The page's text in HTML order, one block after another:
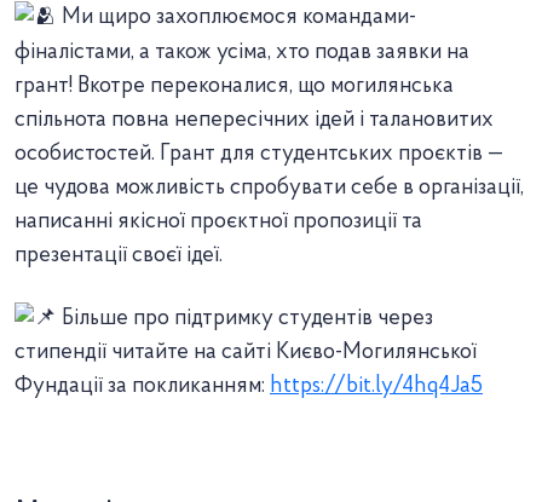
Ми щиро захоплюємося командами-
фіналістами, а також усіма, хто подав заявки на
грант! Вкотре переконалися, що могилянська
спільнота повна непересічних ідей і талановитих
особистостей. Грант для студентських проєктів —
це чудова можливість спробувати себе в організації,
написанні якісної проєктної пропозиції та
презентації своєї ідеї.
Більше про підтримку студентів через
стипендії читайте на сайті Києво-Могилянської
Фундації за покликанням: https://bit.ly/4hq4Ja5